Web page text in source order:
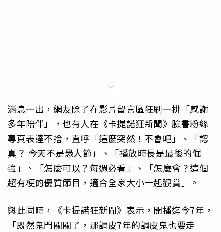
消息一出，網友除了在影片留言區狂刷一排「感謝
多年陪伴」，也有人在《卡提諾狂新聞》臉書粉絲
專頁表達不捨，直呼「這麼突然！不會吧」、「認
真？ 今天不是愚人節」、「播放時長是最後的倔
強」、「怎麼可以？每週必看」、「怎麼會？這個
超有梗的優質節目，適合全家大小一起觀賞」。
與此同時，《卡提諾狂新聞》表示，開播迄今7年，
「既然鬼門關關了，那調皮7年的調皮鬼也要走